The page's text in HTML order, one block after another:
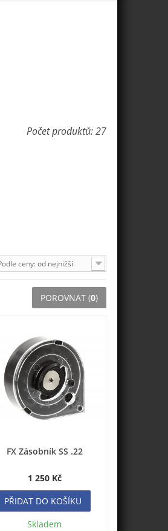
Počet produktů: 27
ceny: od nejnižší
POROVNAT (0)
FX Zásobník SS .22
1 250 Kč
PŘIDAT DO KOŠÍKU
Skladem